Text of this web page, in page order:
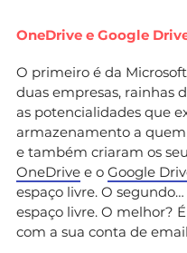
OneDrive e Google
O primeiro é da
duas empresas, rainhas
as potencialidades que
armazenamento a
e também criaram os
OneDrive e o Google
espaço livre. O
espaço livre. O melhor?
com a sua conta de